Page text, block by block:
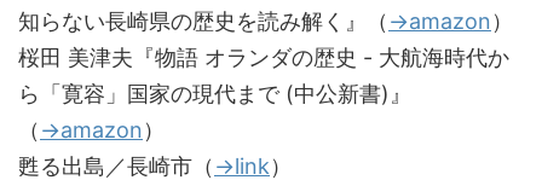
知らない長崎県の歴史を読み解く』（ →amazon）
桜田 美津夫『物語 オランダの歴史 - 大航海時代か
ら「寛容」国家の現代まで (中公新書)』
（ →amazon）
甦る出島／長崎市（ →link）